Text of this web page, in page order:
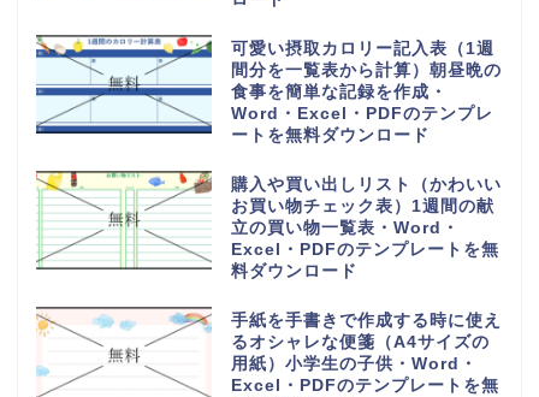
可愛い摂取カロリー記入表（1週
間分を一覧表から計算）朝昼晩の
食事を簡単な記録を作成・
Word・Excel・PDFのテンプレ
ートを無料ダウンロード
購入や買い出しリスト（かわいい
お買い物チェック表）1週間の献
立の買い物一覧表・Word・
Excel・PDFのテンプレートを無
料ダウンロード
手紙を手書きで作成する時に使え
るオシャレな便箋（A4サイズの
用紙）小学生の子供・Word・
Excel・PDFのテンプレートを無